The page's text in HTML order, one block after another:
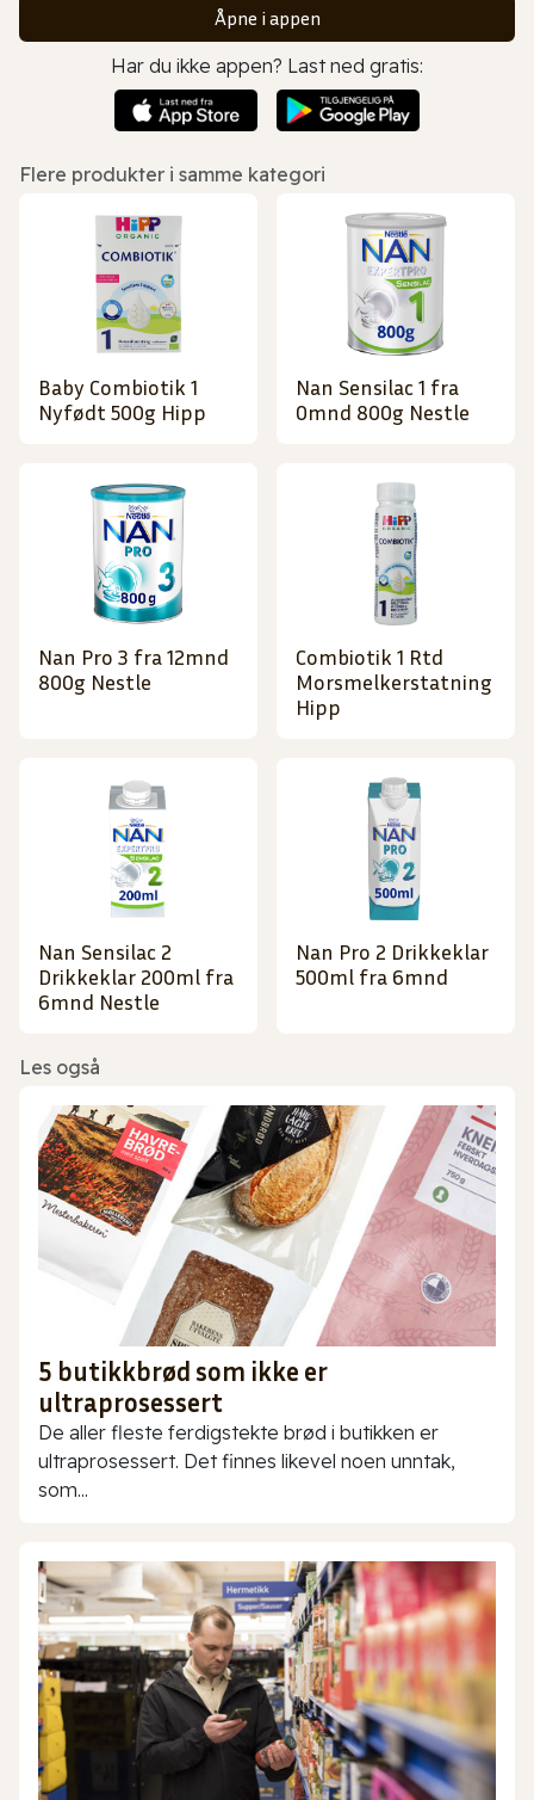
Åpne i appen
Har du ikke appen? Last ned gratis:
Flere produkter i samme kategori
Baby Combiotik 1
Nyfødt 500g Hipp
Nan Sensilac 1 fra
0mnd 800g Nestle
Nan Pro 3 fra 12mnd
800g Nestle
Combiotik 1 Rtd
Morsmelkerstatning
Hipp
Nan Sensilac 2
Drikkeklar 200ml fra
6mnd Nestle
Nan Pro 2 Drikkeklar
500ml fra 6mnd
Les også
5 butikkbrød som ikke er
ultraprosessert
De aller fleste ferdigstekte brød i butikken er
ultraprosessert. Det finnes likevel noen unntak,
som...